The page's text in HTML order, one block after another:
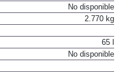
No disponible
2.770 kg
65 l
No disponible